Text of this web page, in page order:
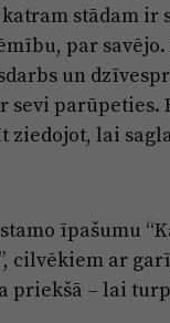
stādam ir
par
un
parūpeties.
lai
īpašumu
cilvēkiem ar
– lai